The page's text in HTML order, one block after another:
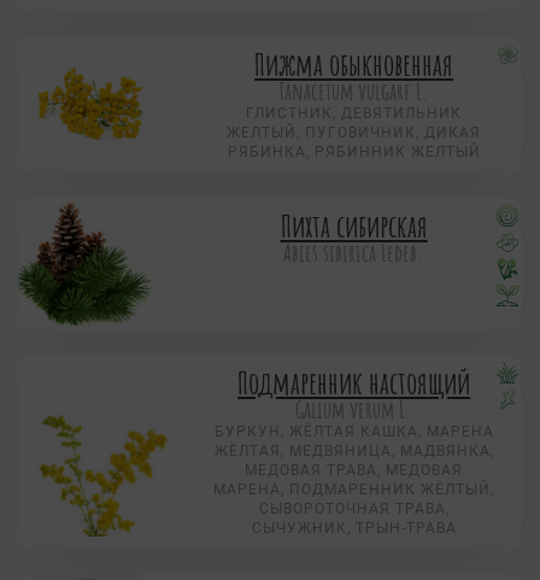
Пижма обыкновенная
Tanacetum vulgare L.
ГЛИСТНИК, ДЕВЯТИЛЬНИК
ЖЕЛТЫЙ, ПУГОВИЧНИК, ДИКАЯ
РЯБИНКА, РЯБИННИК ЖЕЛТЫЙ
Пихта сибирская
Abies sibirica Ledeb.
Подмаренник настоящий
Galium verum L.
БУРКУН, ЖЁЛТАЯ КАШКА, МАРЕНА
ЖЁЛТАЯ, МЕДВЯНИЦА, МАДВЯНКА,
МЕДОВАЯ ТРАВА, МЕДОВАЯ
МАРЕНА, ПОДМАРЕННИК ЖЁЛТЫЙ,
СЫВОРОТОЧНАЯ ТРАВА,
СЫЧУЖНИК, ТРЫН-ТРАВА